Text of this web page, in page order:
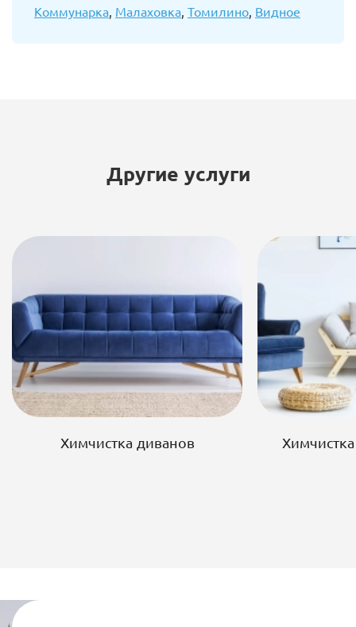
Коммунарка Малаховка Томилино Видное
Другие услуги
Химчистка диванов